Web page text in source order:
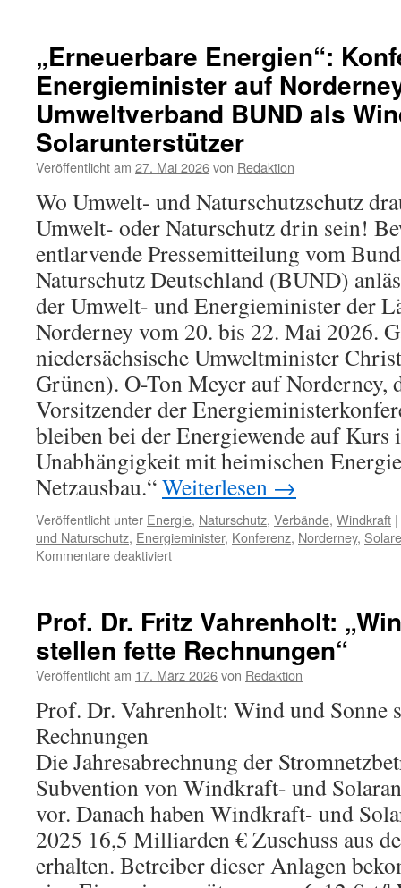
Solarenergie
–
Warnung
vor
Bürgerbeteiligungen:
„Das
Übelste,
es
am
grauen
Kapitalmarkt
gibt“
„Erneuerbare Energien“:
Energieminister auf
Umweltverband BUND als
Solarunterstützer
Veröffentlicht am 27. Mai 2026von Redaktion
Wo Umwelt- und Naturschutzschutz
Umwelt- oder Naturschutz drin sein!
entlarvende Pressemitteilung vom
Naturschutz Deutschland (BUND)
der Umwelt- und Energieminister der
Norderney vom 20. bis 22. Mai 2026.
niedersächsische Umweltminister
Grünen). O-Ton Meyer auf Norderney,
Vorsitzender der
bleiben bei der Energiewende auf Kurs
Unabhängigkeit mit heimischen
Netzausbau.“Weiterlesen →
Veröffentlicht unter Energie, Naturschutz, Verbände, Windkraft |
und Naturschutz, Energieminister, Konferenz, Norderney,
Kommentare deaktiviertfür
der
Energieminister
auf
Norderney
Umweltverband
als
Wind-
und
Solarunterstützer
Prof. Dr. Fritz Vahrenholt:
stellen fette Rechnungen“
Veröffentlicht am 17. März 2026von Redaktion
Prof. Dr. Vahrenholt: Wind und Sonne
Rechnungen
Die Jahresabrechnung der
Subvention von Windkraft- und
vor. Danach haben Windkraft- und
2025 16,5 Milliarden € Zuschuss aus
erhalten. Betreiber dieser Anlagen